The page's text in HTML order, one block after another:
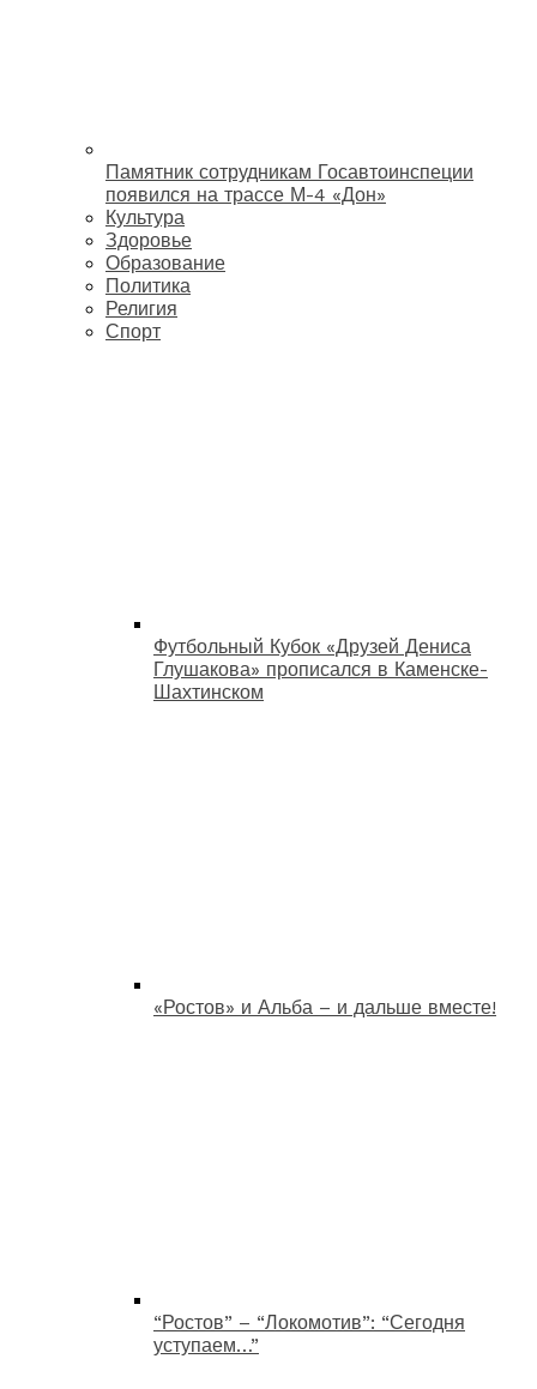
Памятник сотрудникам Госавтоинспеции
появился на трассе М-4 «Дон»
Культура
Здоровье
Образование
Политика
Религия
Спорт
Футбольный Кубок «Друзей Дениса
Глушакова» прописался в Каменске-
Шахтинском
«Ростов» и Альба – и дальше вместе!
“Ростов” – “Локомотив”: “Сегодня
уступаем…”